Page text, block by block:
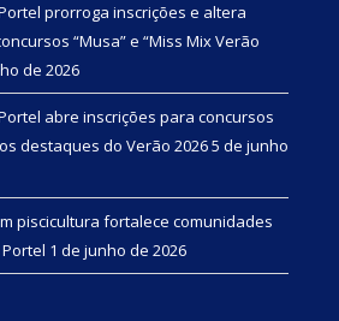
prorroga inscrições e altera
“Musa” e “Miss Mix Verão
de 2026
abre inscrições para concursos
destaques do Verão 20265 de junho
piscicultura fortalece comunidades
1 de junho de 2026